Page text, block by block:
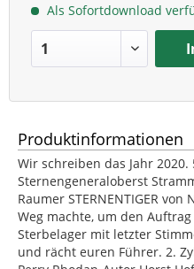
Als Sofortdownload
Produktinformationen
Wir schreiben das Jahr 2020.
Sternengeneraloberst
Raumer STERNENTIGER
Weg machte, um den
Sterbelager mit letzter
und rächt euren Führer. 2.